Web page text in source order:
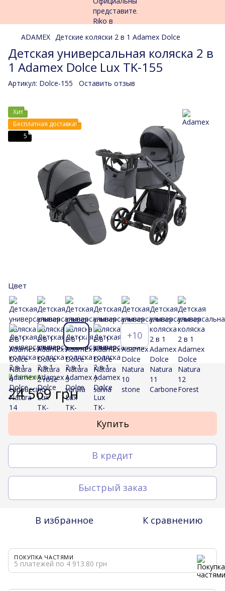
ADAMEX Детские коляски 2 в 1 Adamex Dolce
Детская универсальная коляска 2 в
1 Adamex Dolce Lux TK-155
Артикул: Dolce-155 Оставить отзыв
Хит
Бесплатная доставка!
5
Цвет
+10
В наличии
24 569 грн
Купить
В кредит
Быстрый заказ
В избранное К сравнению
ПОКУПКА ЧАСТЯМИ
5 платежей по 4 913.80 грн